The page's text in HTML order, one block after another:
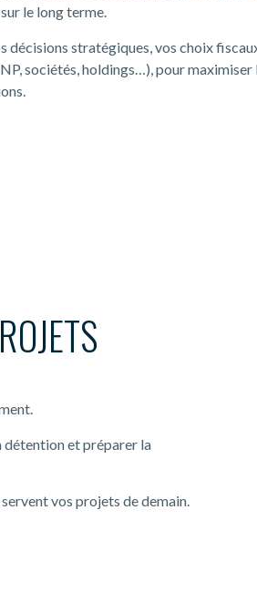
le long terme.
décisions stratégiques, vos choix
sociétés, holdings…), pour maximiser
détention et préparer la
vos projets de demain.